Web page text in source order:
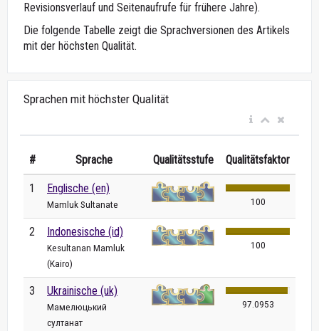
Revisionsverlauf und Seitenaufrufe für frühere Jahre).
Die folgende Tabelle zeigt die Sprachversionen des Artikels
mit der höchsten Qualität.
Sprachen mit höchster Qualität
# Sprache Qualitätsstufe Qualitätsfaktor
1 Englische (en)
Mamluk Sultanate 100
2 Indonesische (id)
Kesultanan Mamluk
(Kairo)
100
3 Ukrainische (uk)
Мамелюцький
султанат
97.0953